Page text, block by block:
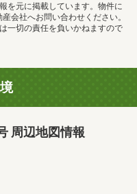
を元に掲載しています。物件に
会社へお問い合わせください。
一切の責任を負いかねますので
周辺地図情報